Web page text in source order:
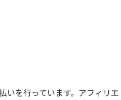
いを行っています。アフィリエ